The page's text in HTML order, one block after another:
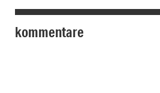
kommentare